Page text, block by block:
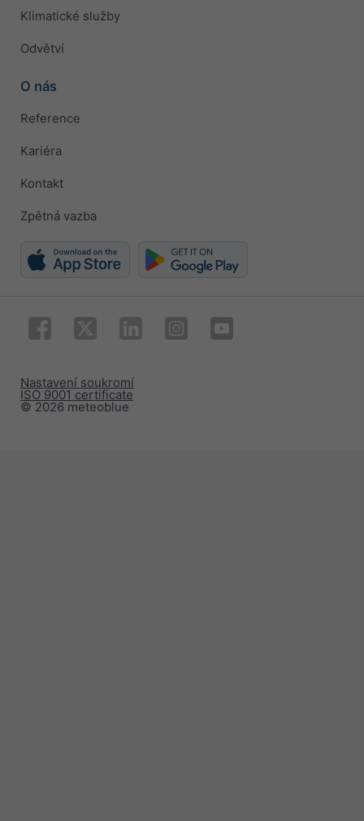
Klimatické služby
Odvětví
O nás
Reference
Kariéra
Kontakt
Zpětná vazba
© 2026 meteoblue
ISO 9001 certificate
Nastavení soukromí